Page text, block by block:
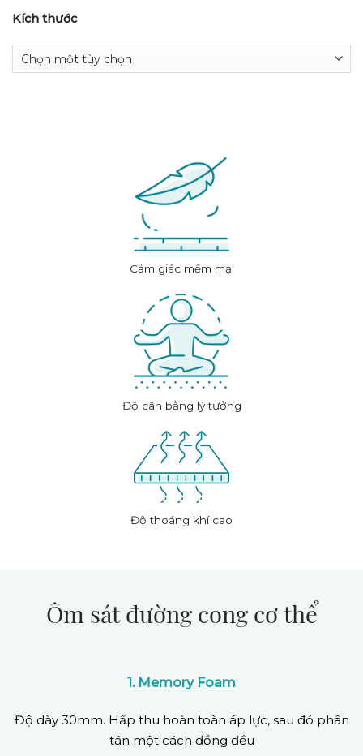
Kích thước
Cảm giác mềm mại
Độ cân bằng lý tưởng
Độ thoáng khí cao
Ôm sát đường cong cơ thể
1. Memory Foam
Độ dày 30mm. Hấp thu hoàn toàn áp lực, sau đó phân
tán một cách đồng đều